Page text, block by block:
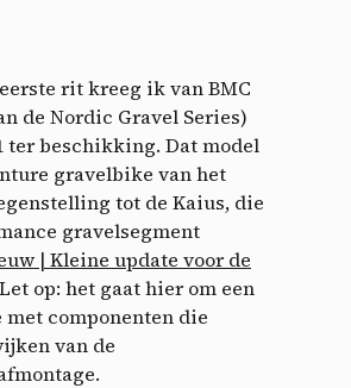
rit kreeg ik van BMC
de Nordic Gravel Series)
ter beschikking. Dat model
gravelbike van het
tot de Kaius, die
gravelsegment
| Kleine update voor de
op: het gaat hier om een
met componenten die
van de